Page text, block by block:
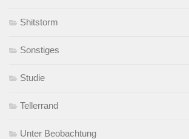
Shitstorm
Sonstiges
Studie
Tellerrand
Unter Beobachtung